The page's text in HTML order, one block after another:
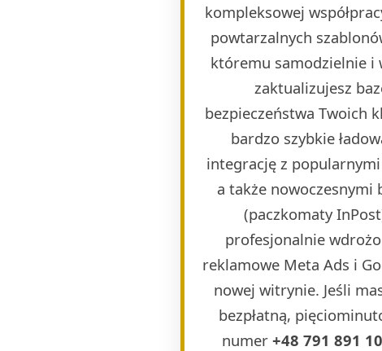
kompleksowej
powtarzalnych
któremu samodzielnie i
zaktualizujesz
bezpieczeństwa Twoich
bardzo szybkie
integrację z
a także nowoczesnymi
(paczkomaty
profesjonalnie
reklamowe Meta Ads i
nowej witrynie. Jeśli
bezpłatną,
numer +48 791 891